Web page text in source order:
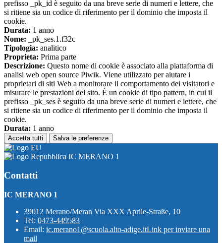
prefisso _pk_id è seguito da una breve serie di numeri e lettere, che
si ritiene sia un codice di riferimento per il dominio che imposta il
cookie.
Durata: 1 anno
Nome: _pk_ses.1.f32c
Tipologia: analitico
Proprieta: Prima parte
Descrizione: Questo nome di cookie è associato alla piattaforma di
analisi web open source Piwik. Viene utilizzato per aiutare i
proprietari di siti Web a monitorare il comportamento dei visitatori e
misurare le prestazioni del sito. È un cookie di tipo pattern, in cui il
prefisso _pk_ses è seguito da una breve serie di numeri e lettere, che
si ritiene sia un codice di riferimento per il dominio che imposta il
cookie.
Durata: 1 anno
Accetta tutti Salva le preferenze
IC MERANO 1
Contatti
IC MERANO 1
39012 Merano/Meran Via XXX Aprile-Straße, 10
Tel: 0473-449583
Email: ic.merano1@scuola.alto-adige.itLink per inviare una
mail